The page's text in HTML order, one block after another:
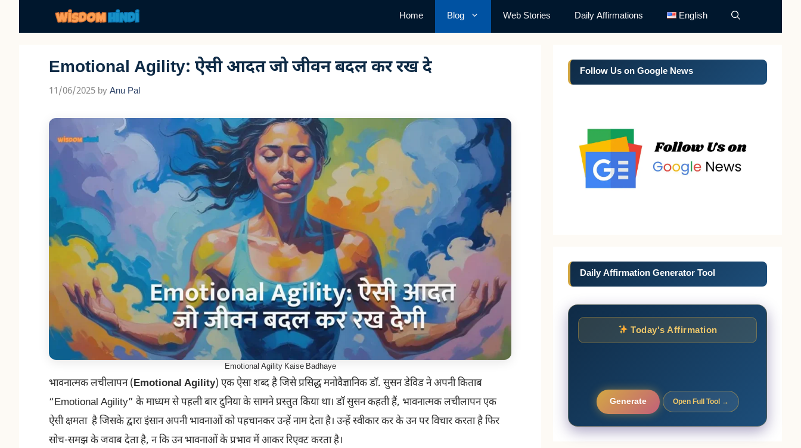
Home Blog Web Stories Daily Affirmations English
Emotional Agility: ऐसी आदत जो जीवन बदल कर रख दे
11/06/2025 by Anu Pal
Emotional Agility Kaise Badhaye
भावनात्मक लचीलापन (Emotional Agility) एक ऐसा शब्द है जिसे प्रसिद्ध मनोवैज्ञानिक डॉ. सुसन डेविड ने अपनी किताब
“Emotional Agility” के माध्यम से पहली बार दुनिया के सामने प्रस्तुत किया था। डॉ सुसन कहती हैं, भावनात्मक लचीलापन एक
ऐसी क्षमता है जिसके द्वारा इंसान अपनी भावनाओं को पहचानकर उन्हें नाम देता है। उन्हें स्वीकार कर के उन पर विचार करता है फिर
सोच-समझ के जवाब देता है, न कि उन भावनाओं के प्रभाव में आकर रिएक्ट करता है।
Follow Us on Google News
Daily Affirmation Generator Tool
Today's Affirmation
Generate Open Full Tool →